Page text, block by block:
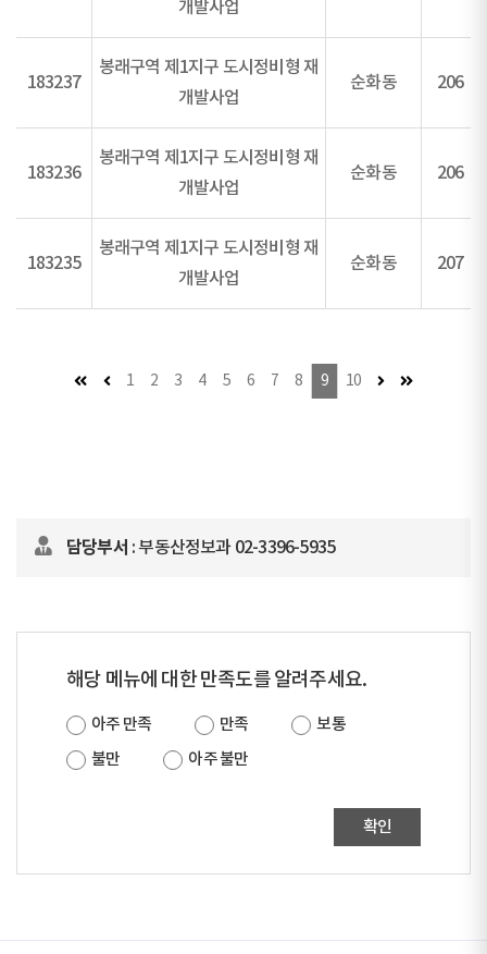
개발사업
183237
봉래구역 제1지구 도시정비형 재
개발사업
순화동 206
183236
봉래구역 제1지구 도시정비형 재
개발사업
순화동 206
183235
봉래구역 제1지구 도시정비형 재
개발사업
순화동 207
첫 페이지이전 페이지 (이동불가)
1 2 3 4 5 6 7 8 9 10 다음 페이지마지막 페이
담당부서 : 부동산정보과 02-3396-5935
해당 메뉴에 대한 만족도를 알려주세요.
아주 만족 만족
보통
불만
아주 불만
확인